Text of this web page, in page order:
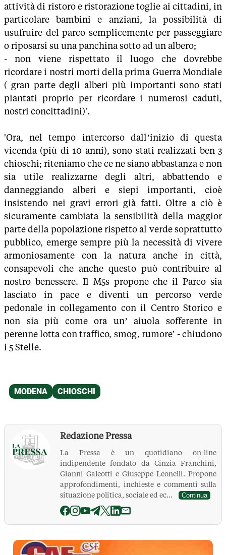
attività di ristoro e ristorazione toglie ai cittadini, in
particolare bambini e anziani, la possibilità di
usufruire del parco semplicemente per passeggiare
o riposarsi su una panchina sotto ad un albero;
- non viene rispettato il luogo che dovrebbe
ricordare i nostri morti della prima Guerra Mondiale
( gran parte degli alberi più importanti sono stati
piantati proprio per ricordare i numerosi caduti,
nostri concittadini)'.
'Ora, nel tempo intercorso dall’inizio di questa
vicenda (più di 10 anni), sono stati realizzati ben 3
chioschi; riteniamo che ce ne siano abbastanza e non
sia utile realizzarne degli altri, abbattendo e
danneggiando alberi e siepi importanti, cioè
insistendo nei gravi errori già fatti. Oltre a ciò è
sicuramente cambiata la sensibilità della maggior
parte della popolazione rispetto al verde soprattutto
pubblico, emerge sempre più la necessità di vivere
armoniosamente con la natura anche in città,
consapevoli che anche questo può contribuire al
nostro benessere. Il M5s propone che il Parco sia
lasciato in pace e diventi un percorso verde
pedonale in collegamento con il Centro Storico e
non sia più come ora un’ aiuola sofferente in
perenne lotta con traffico, smog, rumore' - chiudono
i 5 Stelle.
Redazione Pressa
La Pressa è un quotidiano on-line
indipendente fondato da Cinzia Franchini,
Gianni Galeotti e Giuseppe Leonelli. Propone
approfondimenti, inchieste e commenti sulla
situazione politica, sociale ed ec...
Continua
La Pressa